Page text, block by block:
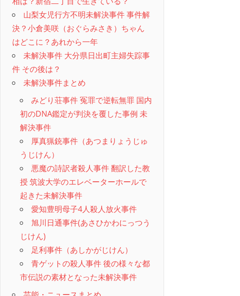
山梨女児行方不明未解決事件 事件解
決？小倉美咲（おぐらみさき）ちゃん
はどこに？あれから一年
未解決事件 大分県日出町主婦失踪事
件 その後は？
未解決事件まとめ
みどり荘事件 冤罪で逆転無罪 国内
初のDNA鑑定が判決を覆した事例 未
解決事件
厚真猟銃事件（あつまりょうじゅ
うじけん）
悪魔の詩訳者殺人事件 翻訳した教
授 筑波大学のエレベーターホールで
起きた未解決事件
愛知豊明母子4人殺人放火事件
旭川日通事件(あさひかわにっつう
じけん)
足利事件（あしかがじけん）
青ゲットの殺人事件 後の様々な都
市伝説の素材となった未解決事件